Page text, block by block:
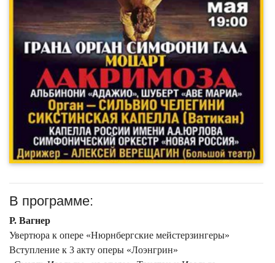
В программе:
Р. Вагнер
Увертюра к опере «Нюрнбергские мейстерзингеры»
Вступление к 3 акту оперы «Лоэнгрин»